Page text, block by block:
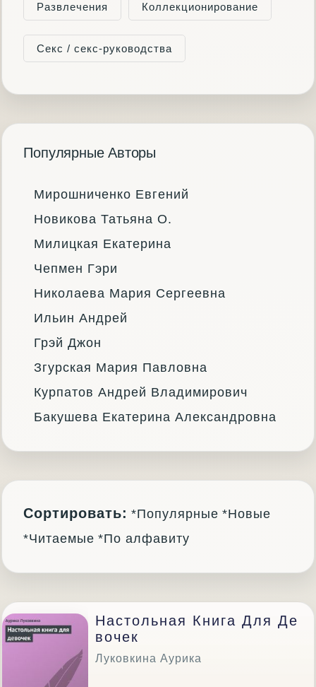
Развлечения Коллекционирование
Секс / секс-руководства
Популярные Авторы
Мирошниченко Евгений
Новикова Татьяна О.
Милицкая Екатерина
Чепмен Гэри
Николаева Мария Сергеевна
Ильин Андрей
Грэй Джон
Згурская Мария Павловна
Курпатов Андрей Владимирович
Бакушева Екатерина Александровна
Сортировать: *Популярные *Новые
*Читаемые *По алфавиту
Настольная Книга Для Де
Вочек
Луковкина Аурика